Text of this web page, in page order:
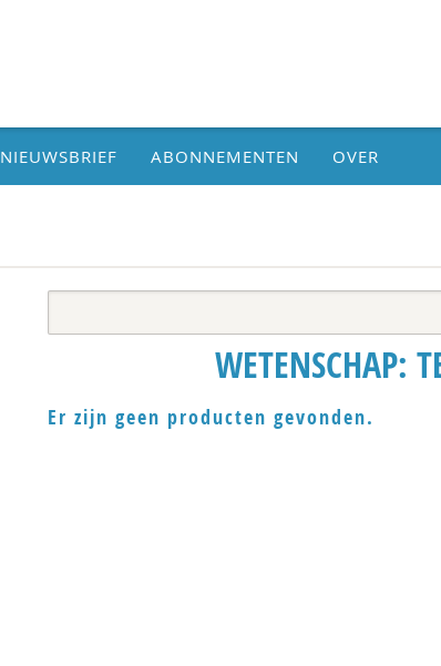
NIEUWSBRIEF ABONNEMENTEN OVER
WETENSCHAP:
Er zijn geen producten gevonden.